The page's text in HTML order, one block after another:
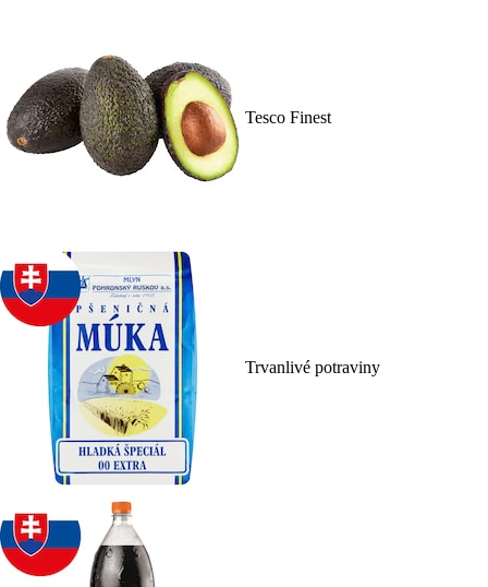
Tesco Finest
Trvanlivé potraviny